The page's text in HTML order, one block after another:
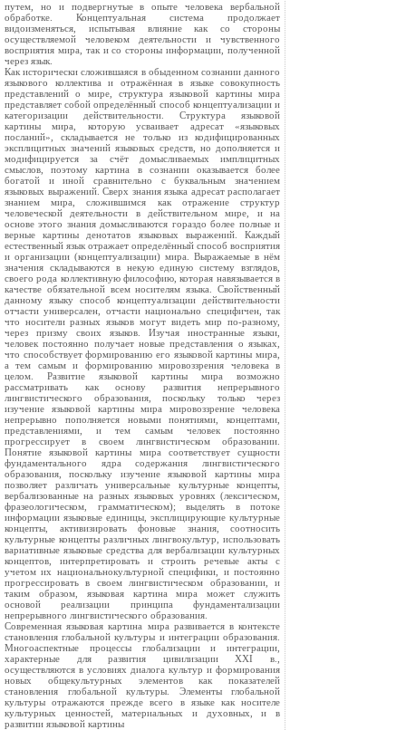
путем, но и подвергнутые в опыте человека вербальной
обработке. Концептуальная система продолжает
видоизменяться, испытывая влияние как со стороны
осуществляемой человеком деятельности и чувственного
восприятия мира, так и со стороны информации, полученной
через язык.
Как исторически сложившаяся в обыденном сознании данного
языкового коллектива и отражённая в языке совокупность
представлений о мире, структура языковой картины мира
представляет собой определённый способ концептуализации и
категоризации действительности. Структура языковой
картины мира, которую усваивает адресат «языковых
посланий», складывается не только из кодифицированных
эксплицитных значений языковых средств, но дополняется и
модифицируется за счёт домысливаемых имплицитных
смыслов, поэтому картина в сознании оказывается более
богатой и иной сравнительно с буквальным значением
языковых выражений. Сверх знания языка адресат располагает
знанием мира, сложившимся как отражение структур
человеческой деятельности в действительном мире, и на
основе этого знания домысливаются гораздо более полные и
верные картины денотатов языковых выражений. Каждый
естественный язык отражает определённый способ восприятия
и организации (концептуализации) мира. Выражаемые в нём
значения складываются в некую единую систему взглядов,
своего рода коллективную философию, которая навязывается в
качестве обязательной всем носителям языка. Свойственный
данному языку способ концептуализации действительности
отчасти универсален, отчасти национально специфичен, так
что носители разных языков могут видеть мир по-разному,
через призму своих языков. Изучая иностранные языки,
человек постоянно получает новые представления о языках,
что способствует формированию его языковой картины мира,
а тем самым и формированию мировоззрения человека в
целом. Развитие языковой картины мира возможно
рассматривать как основу развития непрерывного
лингвистического образования, поскольку только через
изучение языковой картины мира мировоззрение человека
непрерывно пополняется новыми понятиями, концептами,
представлениями, и тем самым человек постоянно
прогрессирует в своем лингвистическом образовании.
Понятие языковой картины мира соответствует сущности
фундаментального ядра содержания лингвистического
образования, поскольку изучение языковой картины мира
позволяет различать универсальные культурные концепты,
вербализованные на разных языковых уровнях (лексическом,
фразеологическом, грамматическом); выделять в потоке
информации языковые единицы, эксплицирующие культурные
концепты, активизировать фоновые знания, соотносить
культурные концепты различных лингвокультур, использовать
вариативные языковые средства для вербализации культурных
концептов, интерпретировать и строить речевые акты с
учетом их национальнокультурной специфики, и постоянно
прогрессировать в своем лингвистическом образовании, и
таким образом, языковая картина мира может служить
основой реализации принципа фундаментализации
непрерывного лингвистического образования.
Современная языковая картина мира развивается в контексте
становления глобальной культуры и интеграции образования.
Многоаспектные процессы глобализации и интеграции,
характерные для развития цивилизации XXI в.,
осуществляются в условиях диалога культур и формирования
новых общекультурных элементов как показателей
становления глобальной культуры. Элементы глобальной
культуры отражаются прежде всего в языке как носителе
культурных ценностей, материальных и духовных, и в
развитии языковой картины